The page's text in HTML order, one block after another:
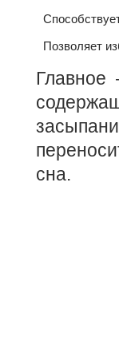
Позволяет
сна.